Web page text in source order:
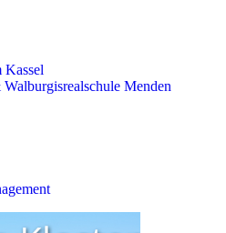
Kassel
Menden